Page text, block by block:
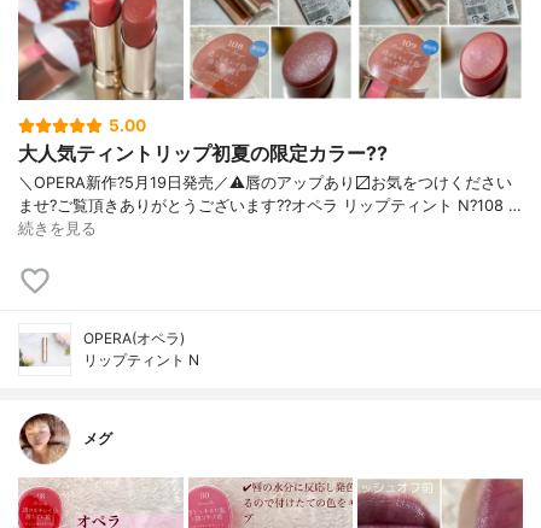
5.00
大人気ティントリップ初夏の限定カラー??
＼OPERA新作?5月19日発売／ ⚠️唇のアップあり〼 お気をつけください
ませ? ご覧頂きありがとうございます? ?オペラ リップティント N ?108 …
続きを見る
OPERA(オペラ)
リップティント N
メグ